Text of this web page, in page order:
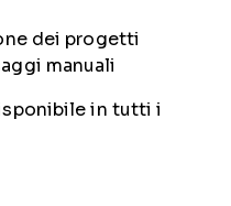
dei progetti
manuali
in tutti i